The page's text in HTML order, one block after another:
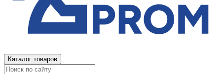
Каталог товаров